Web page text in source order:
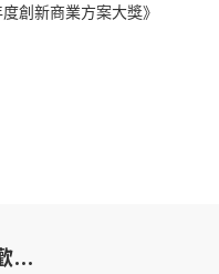
度創新商業方案大獎》
...